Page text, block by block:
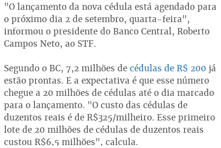
"O lançamento da nova cédula está agendado para
o próximo dia 2 de setembro, quarta-feira",
informou o presidente do Banco Central, Roberto
Campos Neto, ao STF.
Segundo o BC, 7,2 milhões de cédulas de R$ 200 já
estão prontas. E a expectativa é que esse número
chegue a 20 milhões de cédulas até o dia marcado
para o lançamento. "O custo das cédulas de
duzentos reais é de R$325/milheiro. Esse primeiro
lote de 20 milhões de cédulas de duzentos reais
custou R$6,5 milhões", calcula.